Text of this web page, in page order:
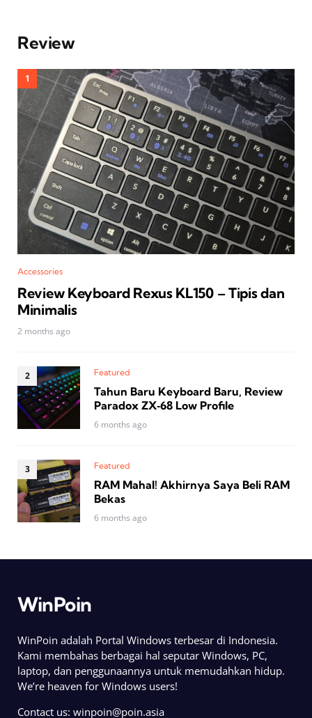
Review
Accessories
Review Keyboard Rexus KL150 – Tipis dan
Minimalis
2 months ago
Featured
Tahun Baru Keyboard Baru, Review
Paradox ZX‑68 Low Profile
6 months ago
Featured
RAM Mahal! Akhirnya Saya Beli RAM
Bekas
6 months ago
WinPoin
WinPoin adalah Portal Windows terbesar di Indonesia.
Kami membahas berbagai hal seputar Windows, PC,
laptop, dan penggunaannya untuk memudahkan hidup.
We’re heaven for Windows users!
Contact us: winpoin@poin.asia